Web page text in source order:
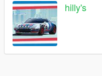
hilly's